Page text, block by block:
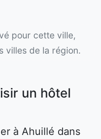
pour cette ville,
villes de la région.
un hôtel
à Ahuillé dans